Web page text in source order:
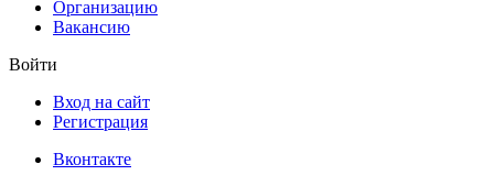
Организацию
Вакансию
Войти
Вход на сайт
Регистрация
Вконтакте